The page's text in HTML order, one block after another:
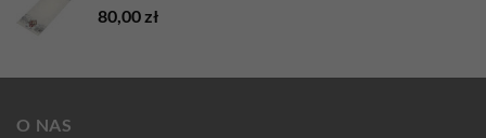
80,00 zł
O NAS